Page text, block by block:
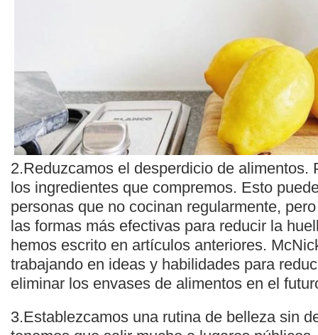
2.Reduzcamos el desperdicio de alimentos.
los ingredientes que compremos. Esto
personas que no cocinan regularmente,
las formas más efectivas para reducir la
hemos escrito en artículos anteriores.
trabajando en ideas y habilidades para
eliminar los envases de alimentos en el
3.Establezcamos una rutina de belleza sin